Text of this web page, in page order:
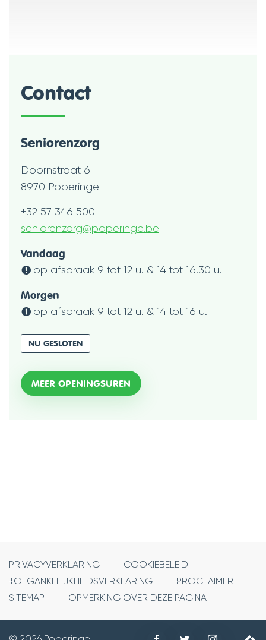
Contact
Seniorenzorg
Adres
Doornstraat 6
,8970 Poperinge
Tel.
+32 57 346 500
E-
seniorenzorg@poperinge.be
Openingsuren
Vandaag
op afspraak 9 tot 12 u. & 14 tot 16.30 u.
Morgen
op afspraak 9 tot 12 u. & 14 tot 16 u.
NU GESLOTEN
MEER OPENINGSUREN SENIORENZORG
PRIVACYVERKLARING
COOKIEBELEID
TOEGANKELIJKHEIDSVERKLARING
PROCLAIMER
SITEMAP
OPMERKING OVER DEZE PAGINA